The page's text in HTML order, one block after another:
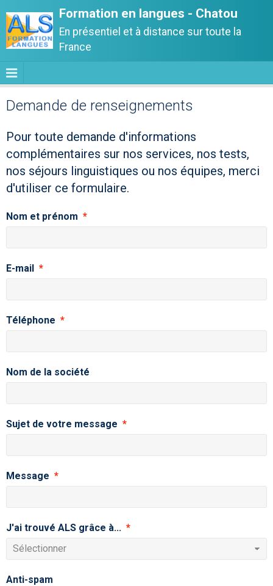
Formation en langues - Chatou
En présentiel et à distance sur toute la
France
Demande de renseignements
Pour toute demande d'informations
complémentaires sur nos services, nos tests,
nos séjours linguistiques ou nos équipes, merci
d'utiliser ce formulaire.
Nom et prénom
E-mail
Téléphone
Nom de la société
Sujet de votre message
Message
J'ai trouvé ALS grâce à...
Anti-spam